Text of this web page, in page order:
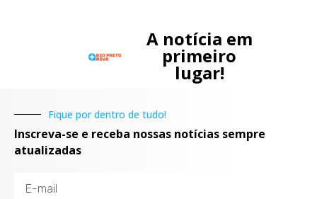
A notícia em
primeiro
lugar!
Fique por dentro de tudo!
Inscreva-se e receba nossas notícias sempre
atualizadas